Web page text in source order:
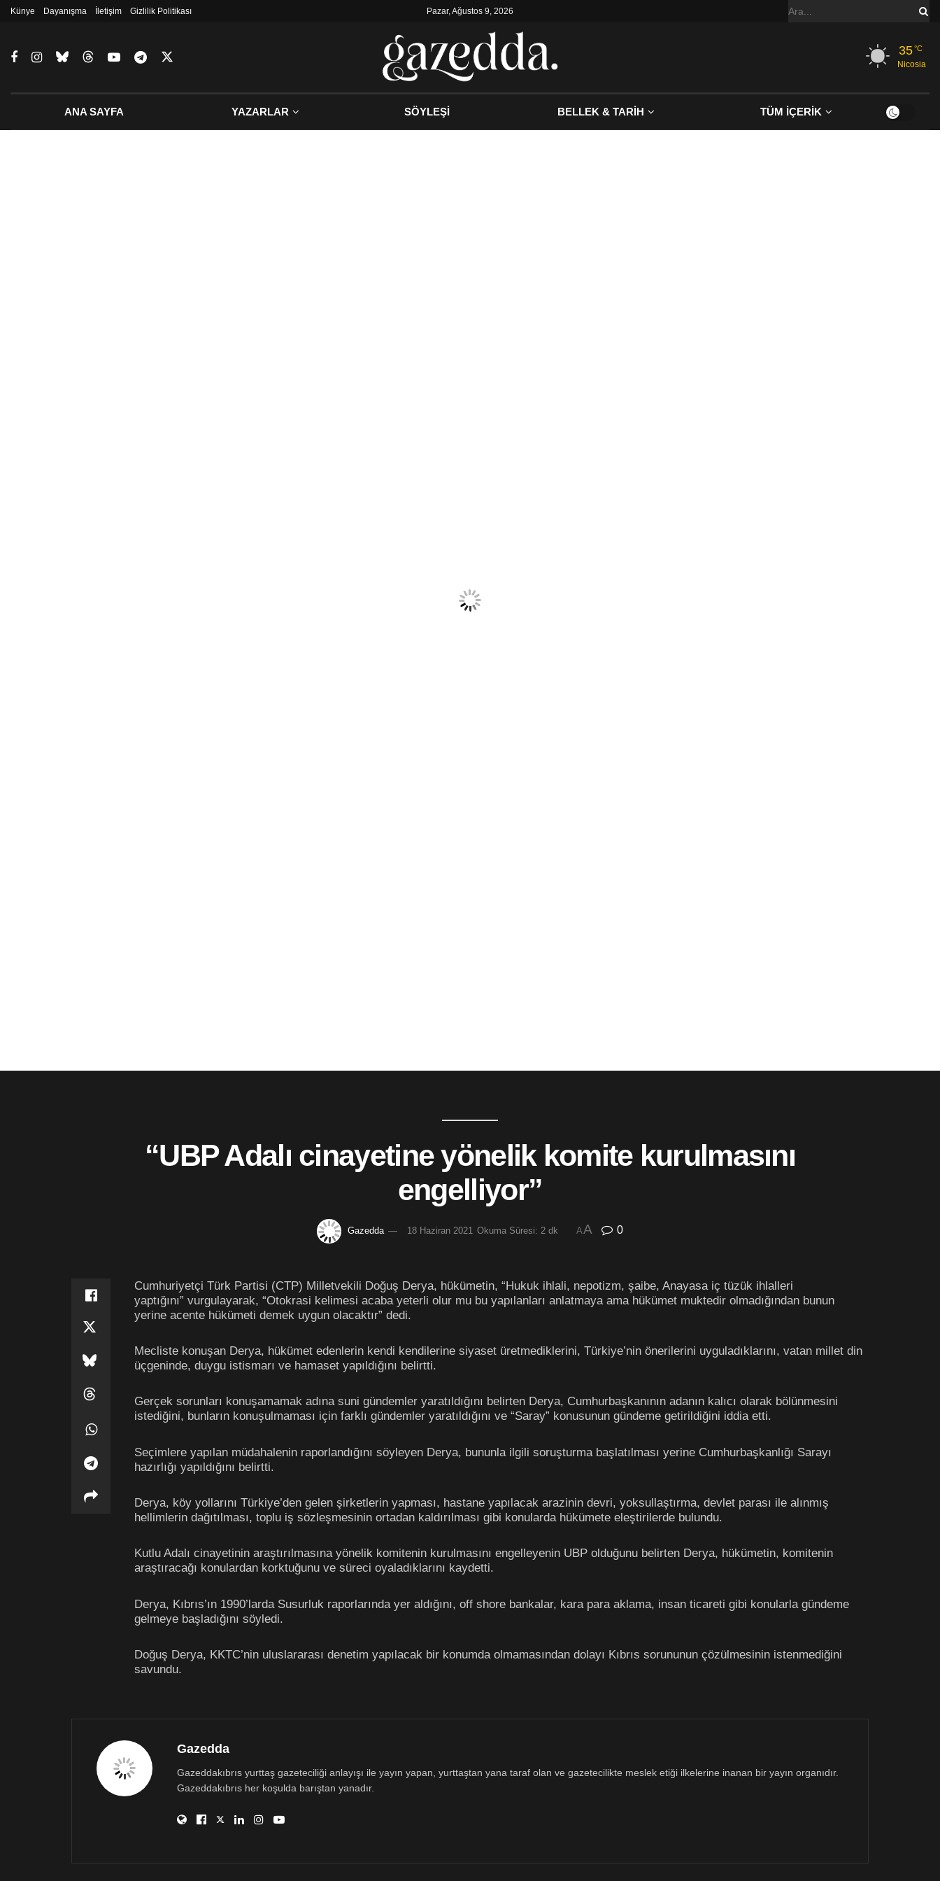
Künye Dayanışma İletişim Gizlilik Politikası Pazar, Ağustos 9, 2026
35°C
Nicosia
ANA SAYFA YAZARLAR SÖYLEŞİ BELLEK & TARİH TÜM İÇERİK
“UBP Adalı cinayetine yönelik komite kurulmasını
engelliyor”
Gazedda 18 Haziran 2021 Okuma Süresi: 2 dk AA 0
Cumhuriyetçi Türk Partisi (CTP) Milletvekili Doğuş Derya, hükümetin, “Hukuk ihlali, nepotizm, şaibe, Anayasa iç tüzük ihlalleri
yaptığını” vurgulayarak, “Otokrasi kelimesi acaba yeterli olur mu bu yapılanları anlatmaya ama hükümet muktedir olmadığından bunun
yerine acente hükümeti demek uygun olacaktır” dedi.
Mecliste konuşan Derya, hükümet edenlerin kendi kendilerine siyaset üretmediklerini, Türkiye’nin önerilerini uyguladıklarını, vatan millet din
üçgeninde, duygu istismarı ve hamaset yapıldığını belirtti.
Gerçek sorunları konuşamamak adına suni gündemler yaratıldığını belirten Derya, Cumhurbaşkanının adanın kalıcı olarak bölünmesini
istediğini, bunların konuşulmaması için farklı gündemler yaratıldığını ve “Saray” konusunun gündeme getirildiğini iddia etti.
Seçimlere yapılan müdahalenin raporlandığını söyleyen Derya, bununla ilgili soruşturma başlatılması yerine Cumhurbaşkanlığı Sarayı
hazırlığı yapıldığını belirtti.
Derya, köy yollarını Türkiye’den gelen şirketlerin yapması, hastane yapılacak arazinin devri, yoksullaştırma, devlet parası ile alınmış
hellimlerin dağıtılması, toplu iş sözleşmesinin ortadan kaldırılması gibi konularda hükümete eleştirilerde bulundu.
Kutlu Adalı cinayetinin araştırılmasına yönelik komitenin kurulmasını engelleyenin UBP olduğunu belirten Derya, hükümetin, komitenin
araştıracağı konulardan korktuğunu ve süreci oyaladıklarını kaydetti.
Derya, Kıbrıs’ın 1990’larda Susurluk raporlarında yer aldığını, off shore bankalar, kara para aklama, insan ticareti gibi konularla gündeme
gelmeye başladığını söyledi.
Doğuş Derya, KKTC’nin uluslararası denetim yapılacak bir konumda olmamasından dolayı Kıbrıs sorununun çözülmesinin istenmediğini
savundu.
Gazedda
Gazeddakıbrıs yurttaş gazeteciliği anlayışı ile yayın yapan, yurttaştan yana taraf olan ve gazetecilikte meslek etiği ilkelerine inanan bir yayın organıdır.
Gazeddakıbrıs her koşulda barıştan yanadır.